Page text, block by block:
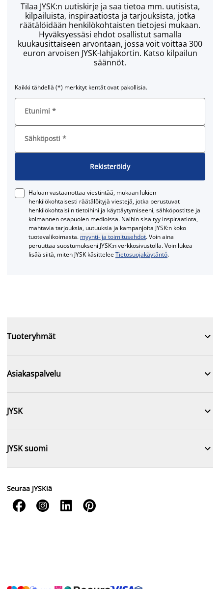
Tilaa JYSK:n uutiskirje ja saa tietoa mm. uutisista,
kilpailuista, inspiraatiosta ja tarjouksista, jotka
räätälöidään henkilökohtaisten tietojesi mukaan.
Hyväksyessäsi ehdot osallistut samalla
kuukausittaiseen arvontaan, jossa voit voittaa 300
euron arvoisen JYSK-lahjakortin. Katso kilpailun
säännöt.
Kaikki tähdellä (*) merkityt kentät ovat pakollisia.
Etunimi *
Sähköposti *
Rekisteröidy
Haluan vastaanottaa viestintää, mukaan lukien
henkilökohtaisesti räätälöityjä viestejä, jotka perustuvat
henkilökohtaisiin tietoihini ja käyttäytymiseeni, sähköpostitse ja
kolmannen osapuolen medioissa. Näihin sisältyy inspiraatiota,
mahtavia tarjouksia, uutuuksia ja kampanjoita JYSK:n koko
tuotevalikoimasta. myynti- ja toimitusehdot. Voin aina
peruuttaa suostumukseni JYSK:n verkkosivustolla. Voin lukea
lisää siitä, miten JYSK käsitteleeTietosuojakäytäntö.
Tuoteryhmät 
Asiakaspalvelu 
JYSK 
JYSK suomi 
Seuraa JYSKiä
   